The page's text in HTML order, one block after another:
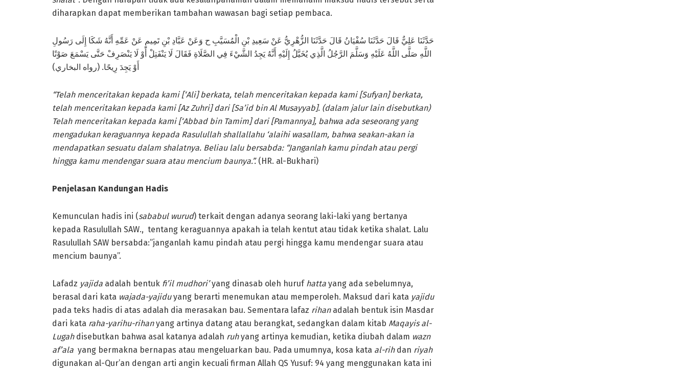
diharapkan dapat memberikan tambahan wawasan bagi setiap pembaca.
حَدَّثَنَا عَلِيٌّ قَالَ حَدَّثَنَا سُفْيَانُ قَالَ حَدَّثَنَا الزُّهْرِيُّ عَنْ سَعِيدِ بْنِ الْمُسَيَّبِ ح وَعَنْ عَبَّادِ بْنِ تَمِيمٍ عَنْ عَمِّهِ أَنَّهُ شَكَا إِلَى رَسُولِ
اللَّهِ صَلَّى اللَّهُ عَلَيْهِ وَسَلَّمَ الرَّجُلُ الَّذِي يُخَيَّلُ إِلَيْهِ أَنَّهُ يَجِدُ الشَّيْءَ فِي الصَّلَاةِ فَقَالَ لَا يَنْفَتِلْ أَوْ لَا يَنْصَرِفْ حَتَّى يَسْمَعَ صَوْتًا
أَوْ يَجِدَ رِيحًا. (رواه البخاري)
“Telah menceritakan kepada kami [‘Ali] berkata, telah menceritakan kepada kami [Sufyan] berkata,
telah menceritakan kepada kami [Az Zuhri] dari [Sa’id bin Al Musayyab]. (dalam jalur lain disebutkan)
Telah menceritakan kepada kami [‘Abbad bin Tamim] dari [Pamannya], bahwa ada seseorang yang
mengadukan keraguannya kepada Rasulullah shallallahu ‘alaihi wasallam, bahwa seakan-akan ia
mendapatkan sesuatu dalam shalatnya. Beliau lalu bersabda: “Janganlah kamu pindah atau pergi
hingga kamu mendengar suara atau mencium baunya.”. (HR. al-Bukhari)
Penjelasan Kandungan Hadis
Kemunculan hadis ini (sababul wurud) terkait dengan adanya seorang laki-laki yang bertanya
kepada Rasulullah SAW., tentang keraguannya apakah ia telah kentut atau tidak ketika shalat. Lalu
Rasulullah SAW bersabda:”janganlah kamu pindah atau pergi hingga kamu mendengar suara atau
mencium baunya”.
Lafadz yajida adalah bentuk fi’il mudhori’yang dinasab oleh huruf hatta yang ada sebelumnya,
berasal dari kata wajada-yajiduyang berarti menemukan atau memperoleh. Maksud dari kata yajidu
pada teks hadis di atas adalah dia merasakan bau. Sementara lafaz rihanadalah bentuk isin Masdar
dari kata raha-yarihu-rihanyang artinya datang atau berangkat, sedangkan dalam kitab Maqayis al-
Lugah disebutkan bahwa asal katanya adalah ruhyang artinya kemudian, ketika diubah dalam wazn
af’ala yang bermakna bernapas atau mengeluarkan bau. Pada umumnya, kosa kata al-rih dan riyah
digunakan al-Qur’an dengan arti angin kecuali firman Allah QS Yusuf: 94 yang menggunakan kata ini